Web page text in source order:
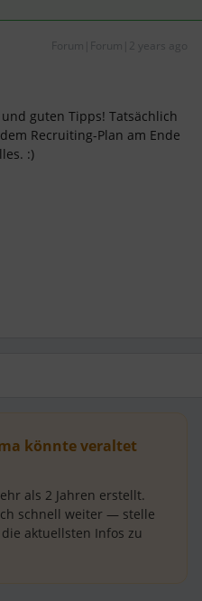
Forum|Forum|2 years ago
guten Tipps! Tatsächlich
Recruiting-Plan am Ende
:)
könnte veraltet
als 2 Jahren erstellt.
schnell weiter — stelle
aktuellsten Infos zu